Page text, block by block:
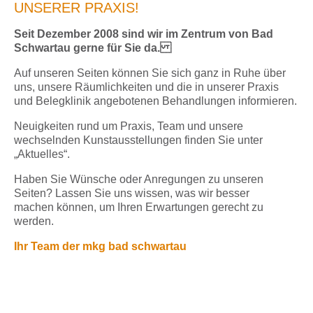
UNSERER PRAXIS!
Seit Dezember 2008 sind wir im Zentrum von Bad
Schwartau gerne für Sie da.
Auf unseren Seiten können Sie sich ganz in Ruhe über
uns, unsere Räumlichkeiten und die in unserer Praxis
und Belegklinik angebotenen Behandlungen informieren.
Neuigkeiten rund um Praxis, Team und unsere
wechselnden Kunstausstellungen finden Sie unter
„Aktuelles“.
Haben Sie Wünsche oder Anregungen zu unseren
Seiten? Lassen Sie uns wissen, was wir besser
machen können, um Ihren Erwartungen gerecht zu
werden.
Ihr Team der mkg bad schwartau